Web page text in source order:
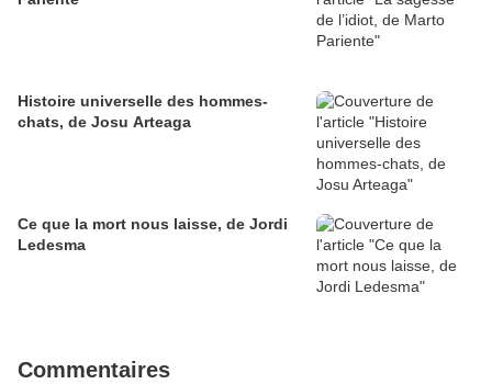
Histoire universelle des hommes-
chats, de Josu Arteaga
Ce que la mort nous laisse, de Jordi
Ledesma
Commentaires